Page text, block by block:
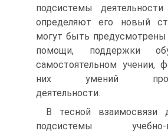
подсистемы деятельности
определяют его новый
могут быть
помощи, поддержки
самостоятельном учении,
них умений
деятельности.
В тесной взаимосвязи
подсистемы учебно-